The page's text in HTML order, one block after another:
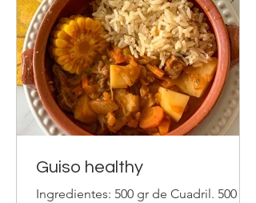
huevos, el queso y condimentar.
Mezclar todo y hornear
Guiso healthy
Ingredientes: 500 gr de Cuadril. 500 gr